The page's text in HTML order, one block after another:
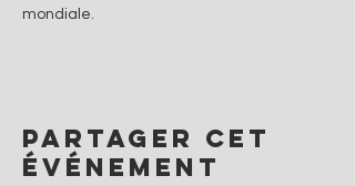
mondiale.
Partager cet
événement